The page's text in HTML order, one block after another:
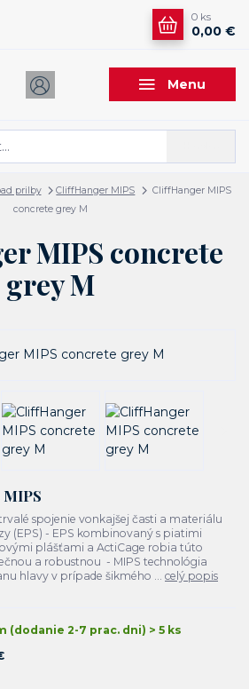
Menu
0 ks
0,00 €
prilby CliffHanger MIPS
CliffHanger MIPS
concrete grey M
MIPS concrete
grey M
spojenie vonkajšej časti a materiálu
(EPS) - EPS kombinovaný s piatimi
plášťami a ActiCage robia túto
a robustnou - MIPS technológia
hlavy v prípade šikmého ... celý popis
(dodanie 2-7 prac. dni) > 5 ks